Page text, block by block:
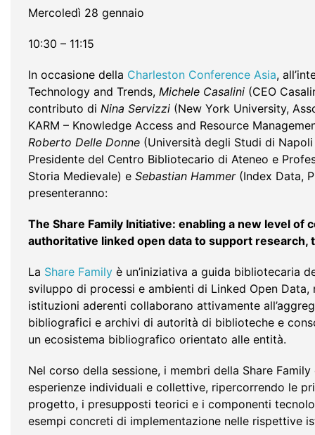
Mercoledì 28 gennaio
10:30 – 11:15
In occasione della Charleston Conference Asia,
Technology and Trends, Michele Casalini (CEO
contributo di Nina Servizzi (New York University,
KARM – Knowledge Access and Resource
Roberto Delle Donne (Università degli Studi di Napoli
Presidente del Centro Bibliotecario di Ateneo e
Storia Medievale) e Sebastian Hammer (Index Data,
presenteranno:
The Share Family Initiative: enabling a new level of
authoritative linked open data to support research,
La Share Family è un’iniziativa a guida bibliotecaria
sviluppo di processi e ambienti di Linked Open Data,
istituzioni aderenti collaborano attivamente
bibliografici e archivi di autorità di biblioteche e
un ecosistema bibliografico orientato alle entità.
Nel corso della sessione, i membri della Share
esperienze individuali e collettive, ripercorrendo le
progetto, i presupposti teorici e i componenti
esempi concreti di implementazione nelle rispettive